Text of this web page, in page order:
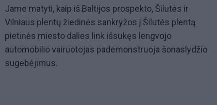
Jame matyti, kaip iš Baltijos prospekto, Šilutės ir
Vilniaus plentų žiedinės sankryžos į Šilutės plentą
pietinės miesto dalies link išsukęs lengvojo
automobilio vairuotojas pademonstruoja šonaslydžio
sugebėjimus.